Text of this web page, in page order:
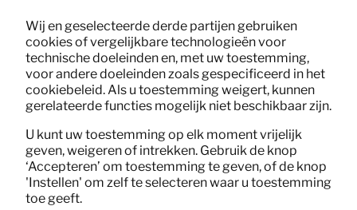
Wij en geselecteerde derde partijen gebruiken
cookies of vergelijkbare technologieën voor
technische doeleinden en, met uw toestemming,
voor andere doeleinden zoals gespecificeerd in het
cookiebeleid. Als u toestemming weigert, kunnen
gerelateerde functies mogelijk niet beschikbaar zijn.
U kunt uw toestemming op elk moment vrijelijk
geven, weigeren of intrekken. Gebruik de knop
‘Accepteren’ om toestemming te geven, of de knop
'Instellen' om zelf te selecteren waar u toestemming
toe geeft.